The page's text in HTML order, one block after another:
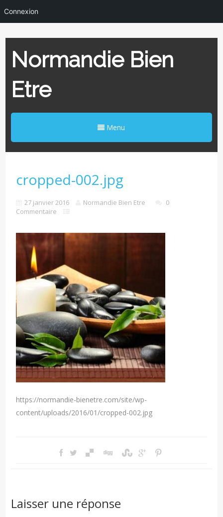
Normandie Bien
Etre
Menu
cropped-002.jpg
27 janvier 2016 Normandie Bien Etre
0
Commentaire
https://normandie-bienetre.com/site/wp-
content/uploads/2016/01/cropped-002.jpg
Laisser une réponse
Connexion